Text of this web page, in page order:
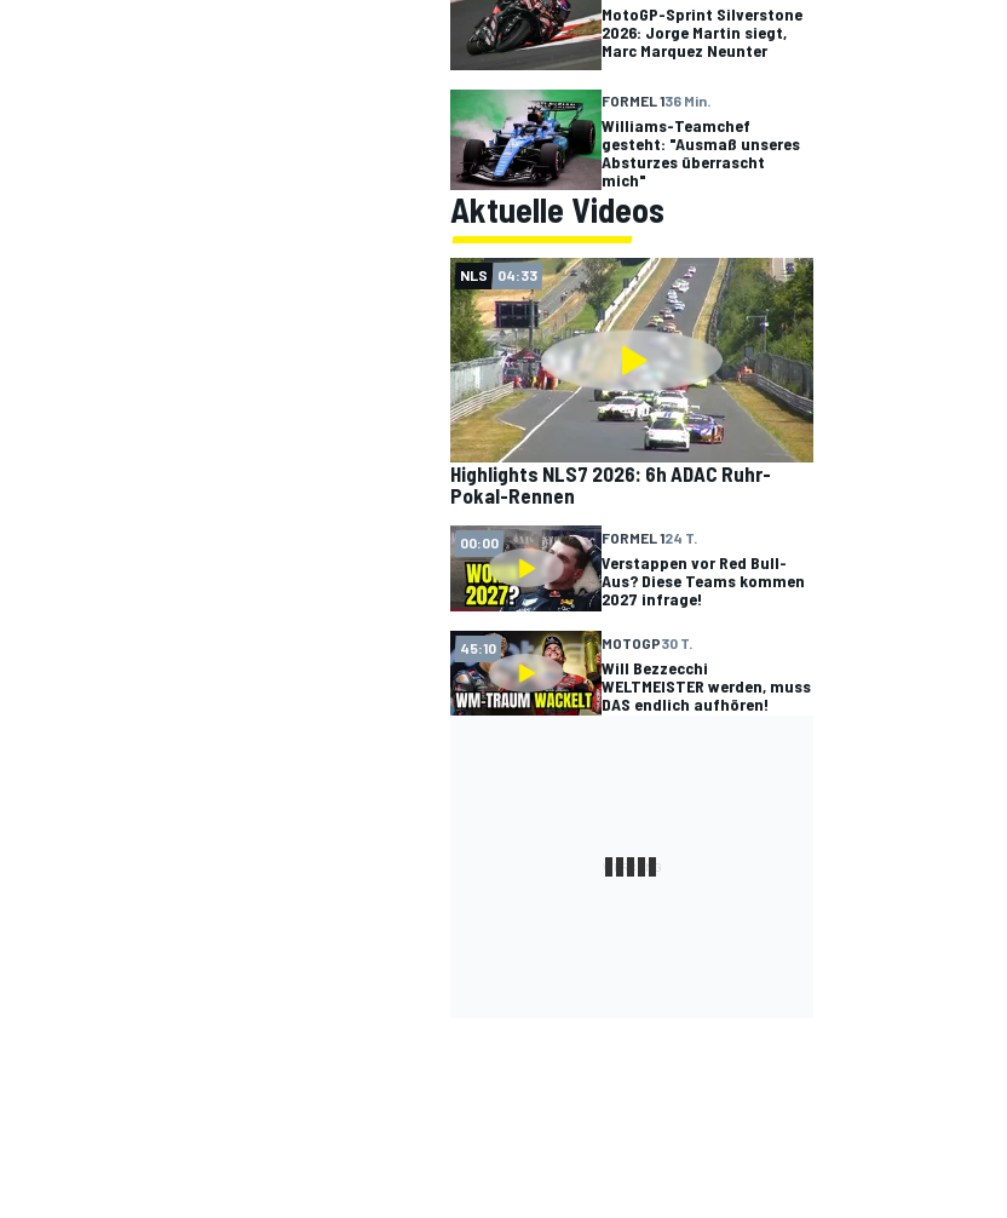
MotoGP-Sprint Silverstone
2026: Jorge Martin siegt,
Marc Marquez Neunter
FORMEL 136 Min.
Williams-Teamchef
gesteht: "Ausmaß unseres
Absturzes überrascht
mich"
Aktuelle Videos
NLS 04:33
Highlights NLS7 2026: 6h ADAC Ruhr-
Pokal-Rennen
00:00 FORMEL 124 T.
Verstappen vor Red Bull-
Aus? Diese Teams kommen
2027 infrage!
45:10 MOTOGP30 T.
Will Bezzecchi
WELTMEISTER werden, muss
DAS endlich aufhören!